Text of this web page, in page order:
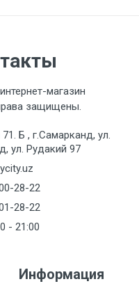
магазин
защищены.
Б , г.Самарканд, ул.
ул. Рудакий 97
28-22
28-22
- 21:00
Информация